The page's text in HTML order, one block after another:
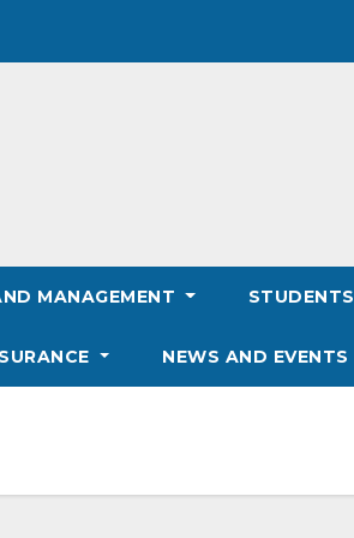
MANAGEMENT STUDENTS
NEWS AND EVENTS